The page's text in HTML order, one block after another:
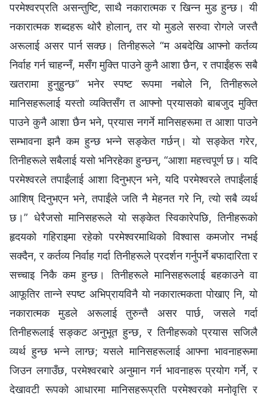
परमेश्‍वरप्रति असन्तुष्टि, साथै नकारात्मक र खिन्न मुड हुन्छ। यी
नकारात्मक शब्दहरू थोरै होलान्, तर यो मुडले सरुवा रोगले जस्तै
अरूलाई असर पार्न सक्छ। तिनीहरूले “म अबदेखि आफ्नो कर्तव्य
निर्वाह गर्न चाहन्नँ, मसँग मुक्ति पाउने कुनै आशा छैन, र तपाईंहरू सबै
खतरामा हुनुहुन्छ” भनेर स्पष्ट रूपमा नबोले नि, तिनीहरूले
मानिसहरूलाई यस्तो व्यक्तिसँग त आफ्नो प्रयासको बाबजुद मुक्ति
पाउने कुनै आशा छैन भने, प्रयास नगर्ने मानिसहरूमा त आशा पाउने
सम्भावना झनै कम हुन्छ भन्‍ने सङ्केत गर्छन्। यो सङ्केत गरेर,
तिनीहरूले सबैलाई यसो भनिरहेका हुन्छन्, “आशा महत्त्वपूर्ण छ। यदि
परमेश्‍वरले तपाईंलाई आशा दिनुभएन भने, यदि परमेश्‍वरले तपाईंलाई
आशिष् दिनुभएन भने, तपाईंले जति नै मेहनत गरे नि, त्यो सबै व्यर्थ
छ।” धेरैजसो मानिसहरूले यो सङ्केत स्विकारेपछि, तिनीहरूको
हृदयको गहिराइमा रहेको परमेश्‍वरमाथिको विश्‍वास कमजोर नभई
सक्दैन, र कर्तव्य निर्वाह गर्दा तिनीहरूले प्रदर्शन गर्नुपर्ने बफादारिता र
सच्चाइ निकै कम हुन्छ। तिनीहरूले मानिसहरूलाई बहकाउने वा
आफूतिर तान्‍ने स्पष्ट अभिप्रायविनै यो नकारात्मकता पोखाए नि, यो
नकारात्मक मुडले अरूलाई तुरुन्तै असर पार्छ, जसले गर्दा
तिनीहरूलाई सङ्कट अनुभूत हुन्छ, र तिनीहरूको प्रयास सजिलै
व्यर्थ हुन्छ भन्‍ने लाग्छ; यसले मानिसहरूलाई आफ्ना भावनाहरूमा
जिउन लगाउँछ, परमेश्‍वरबारे अनुमान गर्न भावनाहरू प्रयोग गर्ने, र
देखावटी रूपको आधारमा मानिसहरूप्रति परमेश्‍वरको मनोवृत्ति र